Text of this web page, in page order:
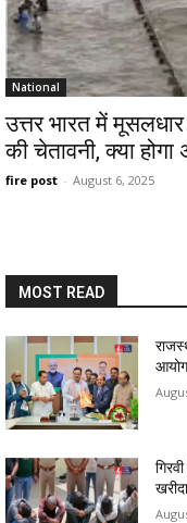
National
उत्तर भारत में
की चेतावनी, क्या होगा
fire post - August 6, 2025
MOST READ
आयोग